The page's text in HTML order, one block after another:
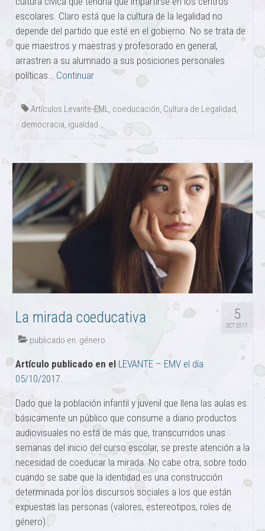
escolares. Claro está que la cultura de la legalidad no
depende del partido que esté en el gobierno. No se trata de
que maestros y maestras y profesorado en general,
arrastren a su alumnado a sus posiciones personales
políticas… Continuar
Artículos Levante-EML, coeducación, Cultura de Legalidad,
democracia, igualdad
5
OCT 2017
La mirada coeducativa
publicado en: género
Artículo publicado en el LEVANTE – EMV el día
05/10/2017.
Dado que la población infantil y juvenil que llena las aulas es
básicamente un público que consume a diario productos
audiovisuales no está de más que, transcurridos unas
semanas del inicio del curso escolar, se preste atención a la
necesidad de coeducar la mirada. No cabe otra, sobre todo
cuando se sabe que la identidad es una construcción
determinada por los discursos sociales a los que están
expuestas las personas (valores, estereotipos, roles de
género)